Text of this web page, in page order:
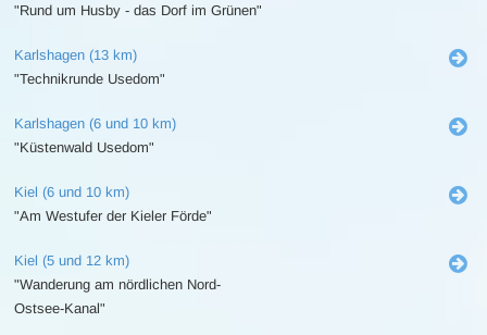
"Rund um Husby - das Dorf im Grünen"
Karlshagen (13 km)
"Technikrunde Usedom"
Karlshagen (6 und 10 km)
"Küstenwald Usedom"
Kiel (6 und 10 km)
"Am Westufer der Kieler Förde"
Kiel (5 und 12 km)
"Wanderung am nördlichen Nord-
Ostsee-Kanal"